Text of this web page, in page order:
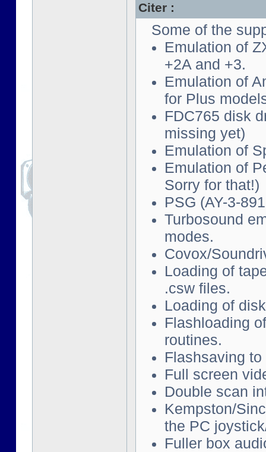
Citer :
Some of the
Emulation of
+2A and +3.
Emulation of
for Plus
FDC765 disk
missing yet)
Emulation of
Emulation of
Sorry for that!)
PSG (AY-3-
Turbosound
modes.
Covox/
Loading of
.csw files.
Loading of
Flashloading
routines.
Flashsaving
Full screen
Double scan
Kempston/
the PC
Fuller box